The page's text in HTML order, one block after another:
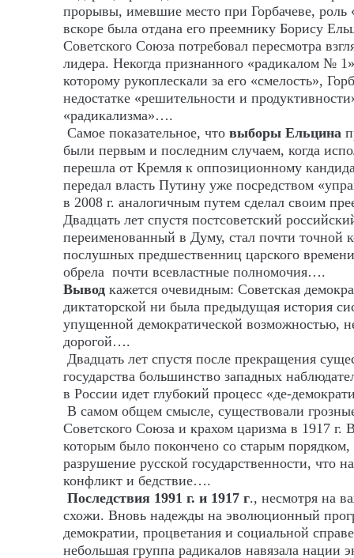
прорывы, имевшие место при Горбачеве, роль
вскоре была отдана его преемнику Борису
Советского Союза потребовал пересмотра
лидера. Некогда признанного «радикалом №
которому рукоплескали за его «смелость»,
недостатке «решительности и
«радикализма»….
Самое показательное, что выборы Ельцина
были первым и последним случаем, когда
перешла от Кремля к оппозиционному
передал власть Путину уже посредством
в 2008 г. аналогичным путем сделал своим
Двадцать лет спустя постсоветский
переименованный в Думу, стал почти точной
послушных предшественниц царского
обрела почти всевластные полномочия….
Вывод кажется очевидным: Советская
диктаторской ни была предыдущая история
упущенной демократической возможностью,
дорогой….
Двадцать лет спустя после прекращения
государства большинство западных
в России идет глубокий процесс «де-
В самом общем смысле, существовали
Советского Союза и крахом царизма в 1917 г.
которым было покончено со старым порядком,
разрушение русской государственности, что
конфликт и бедствие….
Последствия 1991 г. и 1917 г., несмотря на
схожи. Вновь надежды на эволюционный
демократии, процветания и социальной
небольшая группа радикалов навязала нации